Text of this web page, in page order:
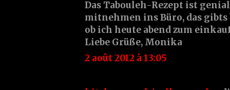
Das Tabouleh-Rezept ist
mitnehmen ins Büro, das gibts
ob ich heute abend zum
Liebe Grüße, Monika
2 août 2012 à 13:05